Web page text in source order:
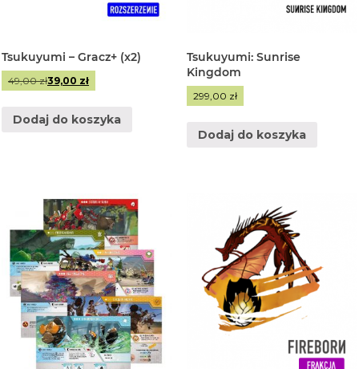
Tsukuyumi – Gracz+ (x2)
49,00złPierwotna
49,00 zł.
39,00 złAktualna
39,00 zł.
Dodaj do koszyka
Tsukuyumi: Sunrise
Kingdom
299,00 zł
Dodaj do koszyka